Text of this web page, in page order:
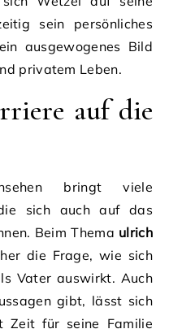
sein persönliches
ausgewogenes Bild
privatem Leben.
auf die
bringt viele
sich auch auf das
Beim Thema ulrich
die Frage, wie sich
Vater auswirkt. Auch
gibt, lässt sich
Zeit für seine Familie